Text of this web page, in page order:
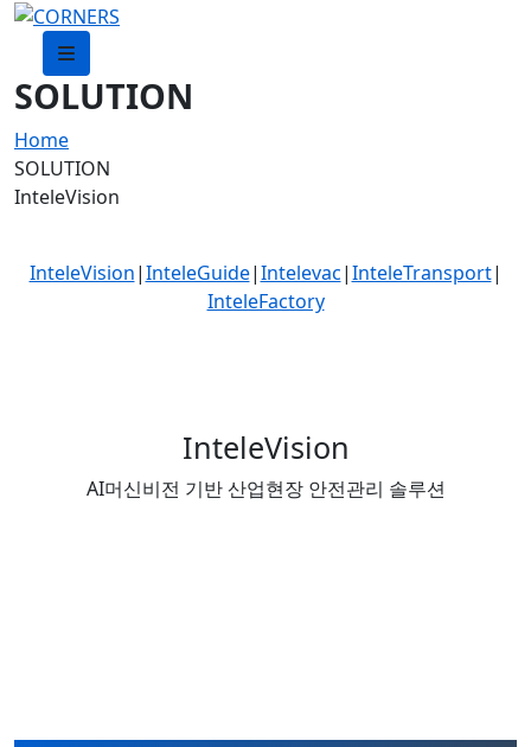
Home
SOLUTION
InteleVision
SOLUTION
InteleVision|InteleGuide|Intelevac|InteleTransport|
InteleFactory
InteleVision
AI머신비전 기반 산업현장 안전관리 솔루션